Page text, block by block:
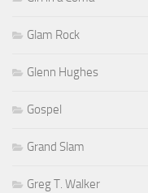
Glam Rock
Glenn Hughes
Gospel
Grand Slam
Greg T. Walker